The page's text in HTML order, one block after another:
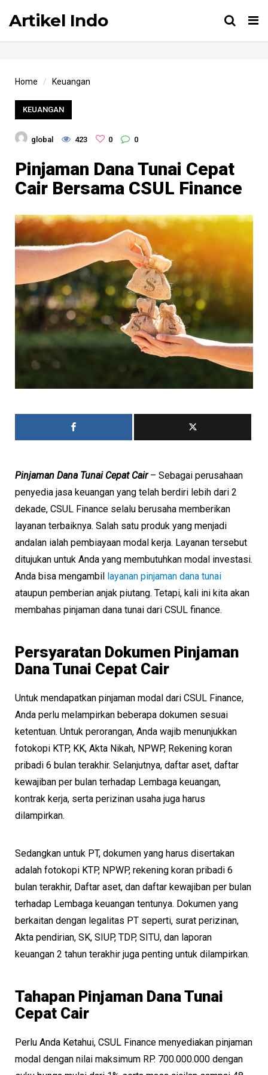
Artikel Indo
Home Keuangan
KEUANGAN
global 423 0 0
Pinjaman Dana Tunai Cepat
Cair Bersama CSUL Finance
Pinjaman Dana Tunai Cepat Cair– Sebagai perusahaan
penyedia jasa keuangan yang telah berdiri lebih dari 2
dekade, CSUL Finance selalu berusaha memberikan
layanan terbaiknya. Salah satu produk yang menjadi
andalan ialah pembiayaan modal kerja. Layanan tersebut
ditujukan untuk Anda yang membutuhkan modal investasi.
Anda bisa mengambil layanan pinjaman dana tunai
ataupun pemberian anjak piutang. Tetapi, kali ini kita akan
membahas pinjaman dana tunai dari CSUL finance.
Persyaratan Dokumen Pinjaman
Dana Tunai Cepat Cair
Untuk mendapatkan pinjaman modal dari CSUL Finance,
Anda perlu melampirkan beberapa dokumen sesuai
ketentuan. Untuk perorangan, Anda wajib menunjukkan
fotokopi KTP, KK, Akta Nikah, NPWP, Rekening koran
pribadi 6 bulan terakhir. Selanjutnya, daftar aset, daftar
kewajiban per bulan terhadap Lembaga keuangan,
kontrak kerja, serta perizinan usaha juga harus
dilampirkan.
Sedangkan untuk PT, dokumen yang harus disertakan
adalah fotokopi KTP, NPWP, rekening koran pribadi 6
bulan terakhir, Daftar aset, dan daftar kewajiban per bulan
terhadap Lembaga keuangan tentunya. Dokumen yang
berkaitan dengan legalitas PT seperti, surat perizinan,
Akta pendirian, SK, SIUP, TDP, SITU, dan laporan
keuangan 2 tahun terakhir juga penting untuk dilampirkan.
Tahapan Pinjaman Dana Tunai
Cepat Cair
Perlu Anda Ketahui, CSUL Finance menyediakan pinjaman
modal dengan nilai maksimum RP. 700.000.000 dengan